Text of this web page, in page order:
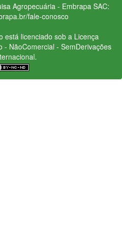
Agropecuária - Embrapa SAC:
fale-conosco
está licenciado sob a Licença
- NãoComercial - SemDerivações